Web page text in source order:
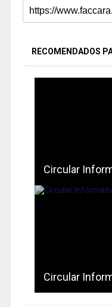
RECOMENDADOS
Circular
Circular